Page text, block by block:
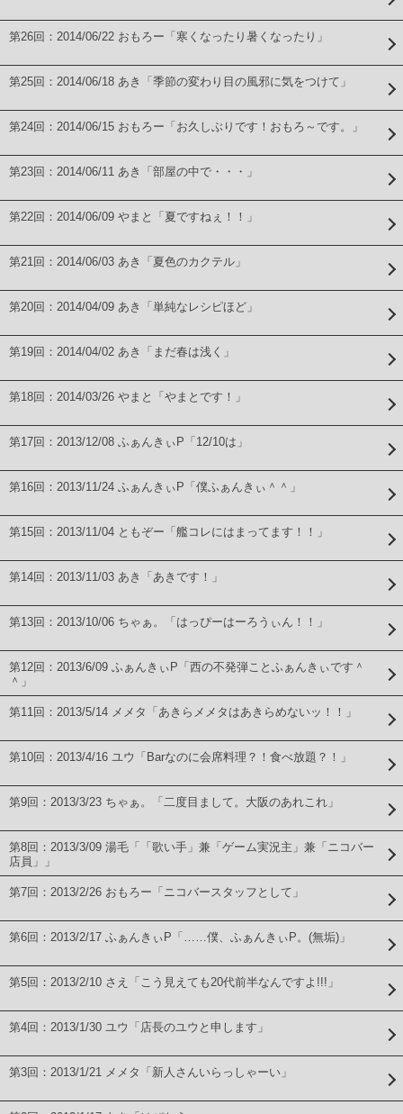
第26回：2014/06/22 おもろー「寒くなったり暑くなったり」
第25回：2014/06/18 あき「季節の変わり目の風邪に気をつけて」
第24回：2014/06/15 おもろー「お久しぶりです！おもろ～です。」
第23回：2014/06/11 あき「部屋の中で・・・」
第22回：2014/06/09 やまと「夏ですねぇ！！」
第21回：2014/06/03 あき「夏色のカクテル」
第20回：2014/04/09 あき「単純なレシピほど」
第19回：2014/04/02 あき「まだ春は浅く」
第18回：2014/03/26 やまと「やまとです！」
第17回：2013/12/08 ふぁんきぃP「12/10は」
第16回：2013/11/24 ふぁんきぃP「僕ふぁんきぃ＾＾」
第15回：2013/11/04 ともぞー「艦コレにはまってます！！」
第14回：2013/11/03 あき「あきです！」
第13回：2013/10/06 ちゃぁ。「はっぴーはーろうぃん！！」
第12回：2013/6/09 ふぁんきぃP「西の不発弾ことふぁんきぃです＾
＾」
第11回：2013/5/14 メメタ「あきらメメタはあきらめないッ！！」
第10回：2013/4/16 ユウ「Barなのに会席料理？！食べ放題？！」
第9回：2013/3/23 ちゃぁ。「二度目まして。大阪のあれこれ」
第8回：2013/3/09 湯毛「「歌い手」兼「ゲーム実況主」兼「ニコバー
店員」」
第7回：2013/2/26 おもろー「ニコバースタッフとして」
第6回：2013/2/17 ふぁんきぃP「……僕、ふぁんきぃP。(無垢)」
第5回：2013/2/10 さえ「こう見えても20代前半なんですよ!!!」
第4回：2013/1/30 ユウ「店長のユウと申します」
第3回：2013/1/21 メメタ「新人さんいらっしゃーい」